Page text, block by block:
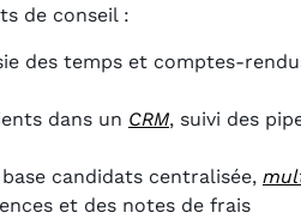
de conseil :
des temps et comptes-
dans un CRM, suivi des
candidats centralisée,
et des notes de frais